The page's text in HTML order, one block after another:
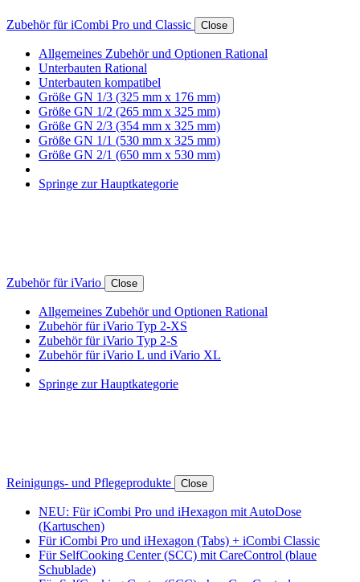
Zubehör für iCombi Pro und Classic Close
Allgemeines Zubehör und Optionen Rational
Unterbauten Rational
Unterbauten kompatibel
Größe GN 1/3 (325 mm x 176 mm)
Größe GN 1/2 (265 mm x 325 mm)
Größe GN 2/3 (354 mm x 325 mm)
Größe GN 1/1 (530 mm x 325 mm)
Größe GN 2/1 (650 mm x 530 mm)
Springe zur Hauptkategorie
Zubehör für iVario Close
Allgemeines Zubehör und Optionen Rational
Zubehör für iVario Typ 2-XS
Zubehör für iVario Typ 2-S
Zubehör für iVario L und iVario XL
Springe zur Hauptkategorie
Reinigungs- und Pflegeprodukte Close
NEU: Für iCombi Pro und iHexagon mit AutoDose
(Kartuschen)
Für iCombi Pro und iHexagon (Tabs) + iCombi Classic
Für SelfCooking Center (SCC) mit CareControl (blaue
Schublade)